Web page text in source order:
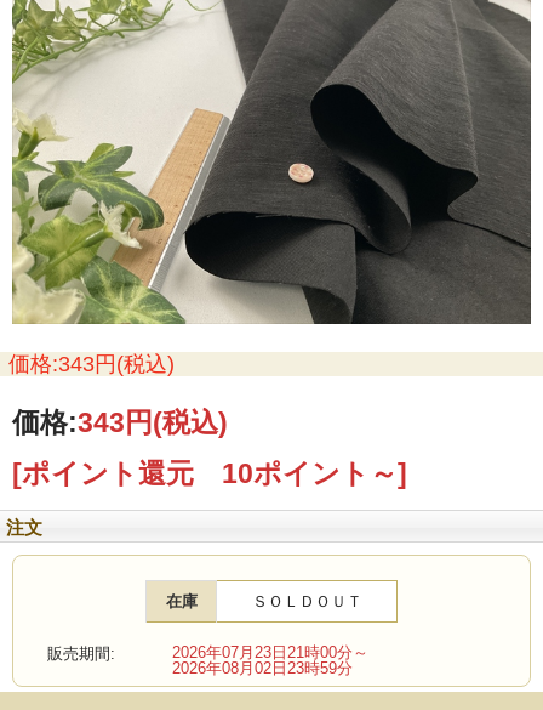
価格:343円(税込)
価格:343円(税込)
[ポイント還元 10ポイント～]
注文
在庫 ＳＯＬＤＯＵＴ
販売期間:
2026年07月23日21時00分～
2026年08月02日23時59分